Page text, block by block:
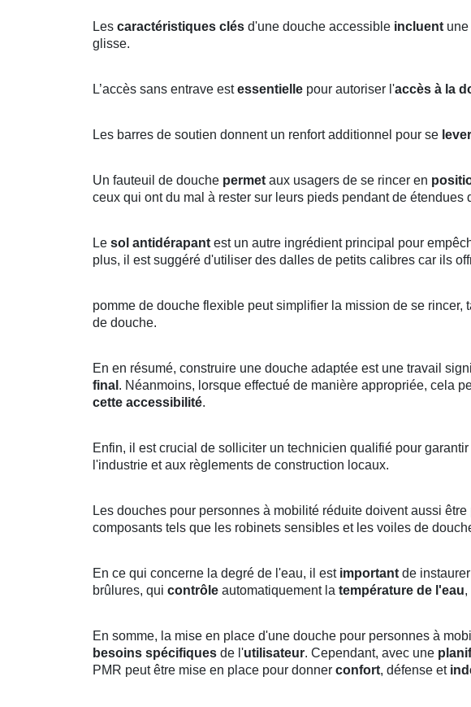
Les caractéristiques clés d'une douche accessible incluent
glisse.
L’accès sans entrave estessentielle pour autoriser l'accès à la
Les barres de soutien donnent un renfort additionnel pour se lever
Un fauteuil de douche permet aux usagers de se rincer en
ceux qui ont du mal à rester sur leurs pieds pendant de étendues
Le sol antidérapant est un autre ingrédient principal pour
plus, il est suggéré d'utiliser des dalles de petits calibres car ils
pomme de douche flexible peut simplifier la mission de se
de douche.
En en résumé, construire une douche adaptée est une travail
final . Néanmoins, lorsque effectué de manière appropriée, cela
cette accessibilité.
Enfin, il est crucial de solliciter un technicien qualifié pour
l'industrie et aux règlements de construction locaux.
Les douches pour personnes à mobilité réduite doivent aussi
composants tels que les robinets sensibles et les voiles de
En ce qui concerne la degré de l'eau, il est important de
brûlures, qui contrôle automatiquement la température de l'eau,
En somme, la mise en place d'une douche pour personnes à
besoins spécifiques de l'utilisateur. Cependant, avec une
PMR peut être mise en place pour donner confort, défense et